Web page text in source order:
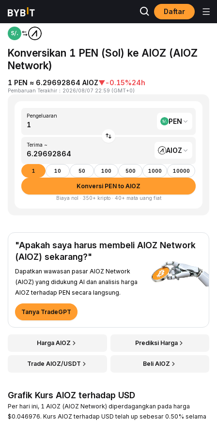
Daftar
Beranda
Konversikan 1 PEN (Sol) ke AIOZ (AIOZ
Network)
1 PEN ≈ 6.29692864 AIOZ▼-0.15%24h
Pembaruan Terakhir ： 2026/08/07 22:59 (GMT+0)
Pengeluaran
PEN
Terima ~
AIOZ
1 10 50 100 500 1000 10000
Konversi PEN to AIOZ
Biaya nol · 350+ kripto · 40+ mata uang fiat
"Apakah saya harus membeli AIOZ Network
(AIOZ) sekarang?"
Dapatkan wawasan pasar AIOZ Network
(AIOZ) yang didukung AI dan analisis harga
AIOZ terhadap PEN secara langsung.
Tanya TradeGPT
Harga AIOZ Prediksi Harga
Trade AIOZ/USDT Beli AIOZ
Grafik Kurs AIOZ terhadap USD
Per hari ini, 1 AIOZ (AIOZ Network) diperdagangkan pada harga
$0.046976. Kurs AIOZ terhadap USD telah up sebesar 0.50% selama